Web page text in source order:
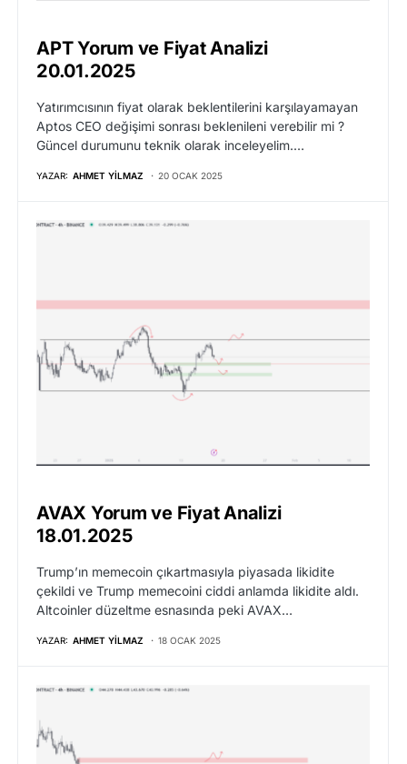
APT Yorum ve Fiyat Analizi
20.01.2025
Yatırımcısının fiyat olarak beklentilerini karşılayamayan
Aptos CEO değişimi sonrası beklenileni verebilir mi ?
Güncel durumunu teknik olarak inceleyelim.…
YAZAR: AHMET YILMAZ 20 OCAK 2025
AVAX Yorum ve Fiyat Analizi
18.01.2025
Trump’ın memecoin çıkartmasıyla piyasada likidite
çekildi ve Trump memecoini ciddi anlamda likidite aldı.
Altcoinler düzeltme esnasında peki AVAX…
YAZAR: AHMET YILMAZ 18 OCAK 2025